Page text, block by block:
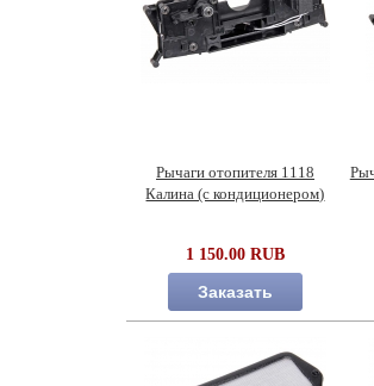
Рычаги отопителя 1118
Калина (с кондиционером)
1 150.00 RUB
Заказать